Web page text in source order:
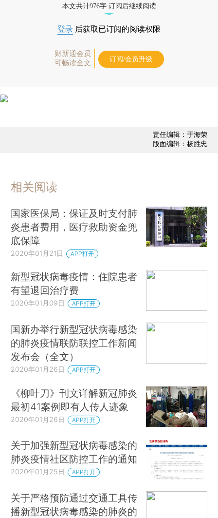
本文共计976字 订阅后继续阅读
登录 后获取已订阅的阅读权限
财新通会员
可畅读全文
订阅/会员升级
责任编辑：于海荣
版面编辑：杨胜忠
相关阅读
国家医保局：保证及时支付肺
炎患者费用，医疗救助资金兜
底保障
2020年01月21日 APP打开
新型冠状病毒疫情：住院患者
有望退回治疗费
2020年01月09日 APP打开
国新办举行新型冠状病毒感染
的肺炎疫情联防联控工作新闻
发布会（全文）
2020年01月26日 APP打开
《柳叶刀》刊文详解新冠肺炎
最初41案例即有人传人迹象
2020年01月26日 APP打开
关于加强新型冠状病毒感染的
肺炎疫情社区防控工作的通知
2020年01月25日 APP打开
关于严格预防通过交通工具传
播新型冠状病毒感染的肺炎的